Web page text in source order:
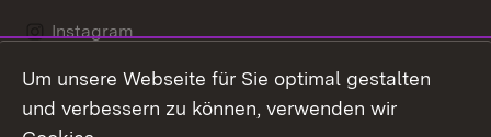
Instagram
Social Wall
Um unsere Webseite für Sie optimal gestalten
und verbessern zu können, verwenden wir